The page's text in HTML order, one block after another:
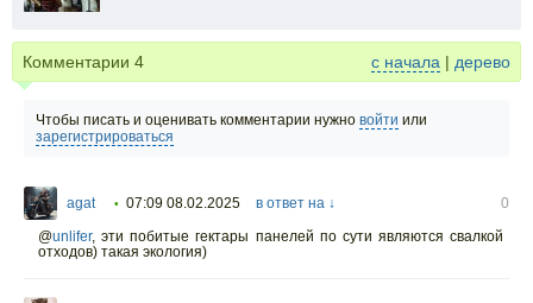
Комментарии 4 с начала | дерево
Чтобы писать и оценивать комментарии нужно войти или
зарегистрироваться
agat • 07:09 08.02.2025 в ответ на ↓
0
@unlifer, эти побитые гектары панелей по сути являются свалкой
отходов) такая экология)